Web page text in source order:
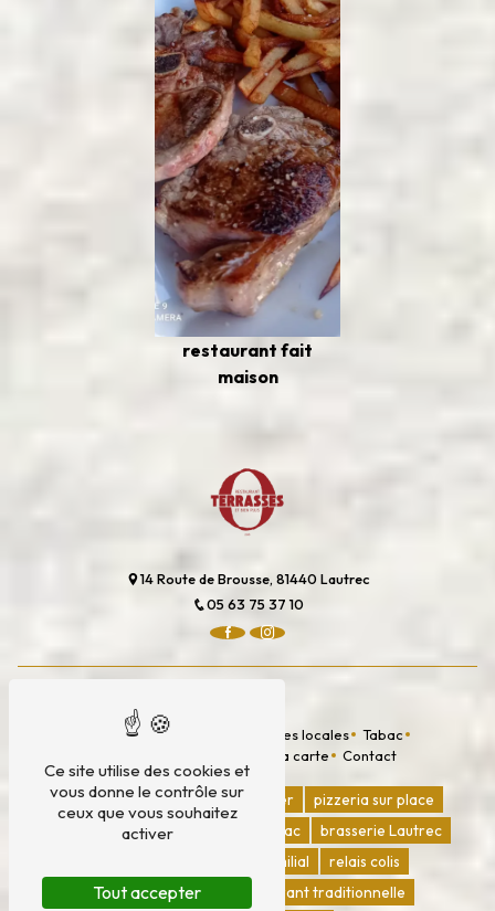
restaurant fait
maison
14 Route de Brousse, 81440 Lautrec
05 63 75 37 10
Accueil Restaurant Épiceries locales
Tabac
La carte Contact
restaurant pizzeria a emporter
pizzeria sur place
terrasse de restaurant
bar tabac
brasserie Lautrec
restaurant familial
relais colis
déposer mon colis
restaurant traditionnelle
Ce site utilise des cookies et
vous donne le contrôle sur
ceux que vous souhaitez
activer
Tout accepter